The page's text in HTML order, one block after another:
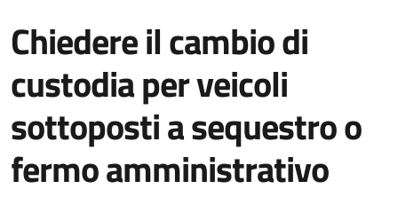
Chiedere il cambio di
custodia per veicoli
sottoposti a sequestro o
fermo amministrativo